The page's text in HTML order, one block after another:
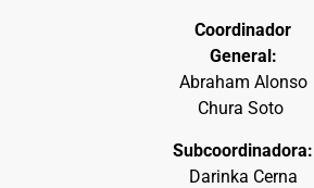
Coordinador
General:
Abraham Alonso
Chura Soto
Subcoordinadora:
Darinka Cerna